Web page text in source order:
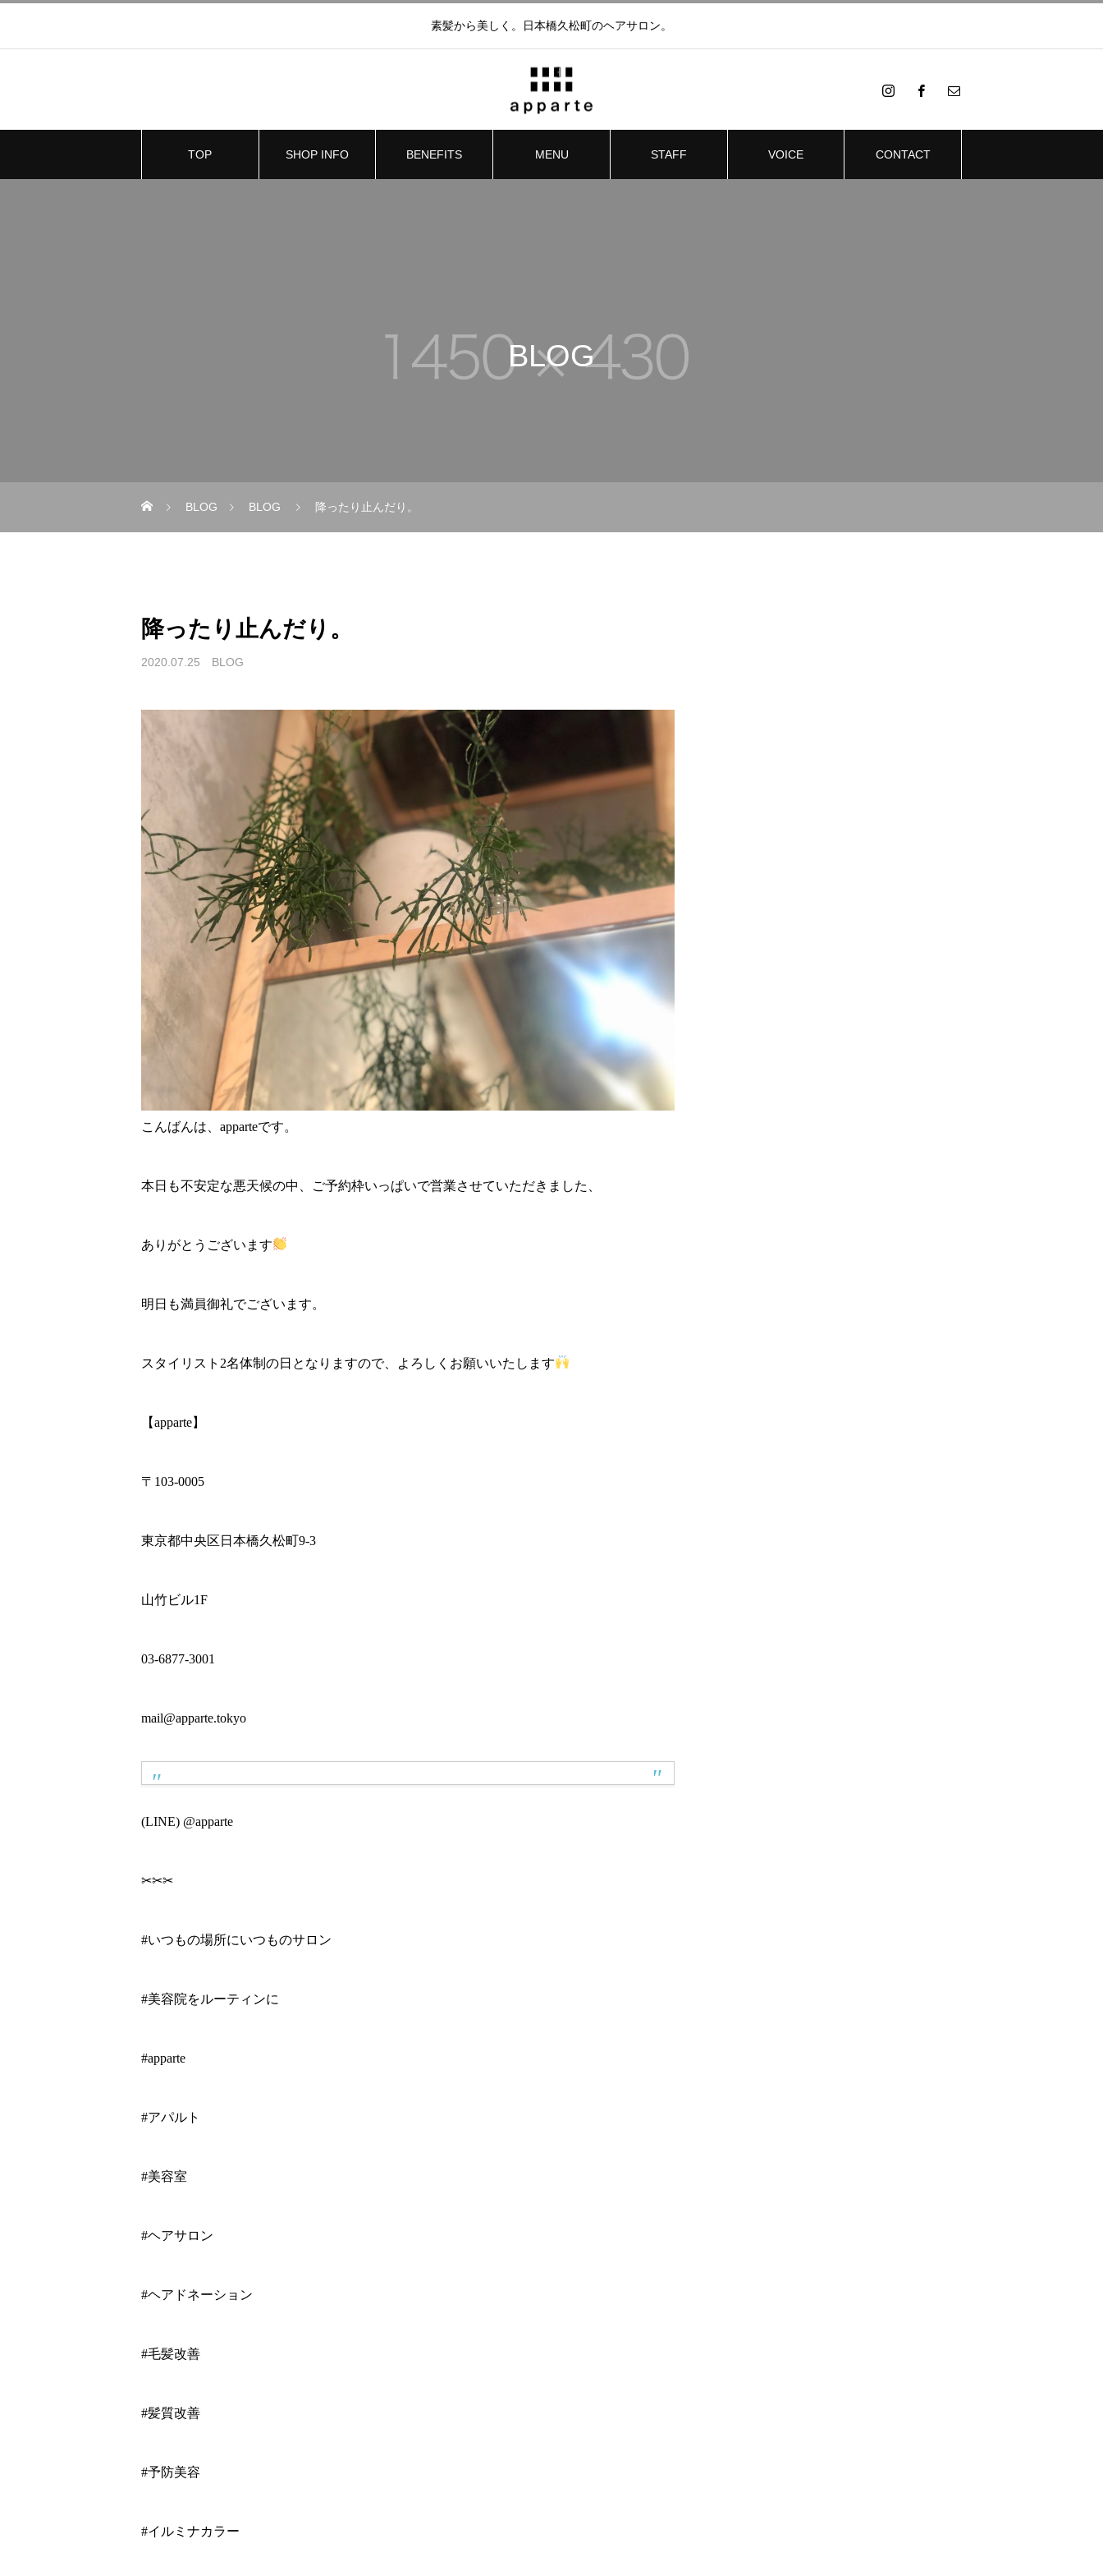
素髪から美しく。日本橋久松町のヘアサロン。
TOP SHOP INFO BENEFITS MENU STAFF VOICE CONTACT
BLOG
BLOG BLOG 降ったり止んだり。
降ったり止んだり。
2020.07.25 BLOG
こんばんは、apparteです。
本日も不安定な悪天候の中、ご予約枠いっぱいで営業させていただきました、
ありがとうございます
明日も満員御礼でございます。
スタイリスト2名体制の日となりますので、よろしくお願いいたします
【apparte】
〒103-0005
東京都中央区日本橋久松町9-3
山竹ビル1F
03-6877-3001
mail@apparte.tokyo
(LINE) @apparte
✂︎✂︎✂︎
#いつもの場所にいつものサロン
#美容院をルーティンに
#apparte
#アパルト
#美容室
#ヘアサロン
#ヘアドネーション
#毛髪改善
#髪質改善
#予防美容
#イルミナカラー